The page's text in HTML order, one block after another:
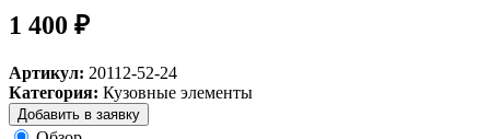
1 400 ₽
Артикул: 20112-52-24
Категория: Кузовные элементы
Добавить в заявку